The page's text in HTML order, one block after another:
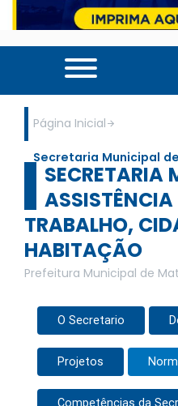
Página Inicial
Secretaria Municipal
SECRETARIA
TRABALHO,
HABITAÇÃO
Prefeitura Municipal de
O Secretario
Projetos
Competências da